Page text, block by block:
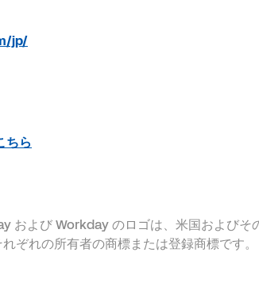
jp/
ちら
よび Workday のロゴは、米国およびそ
ぞれの所有者の商標または登録商標です。